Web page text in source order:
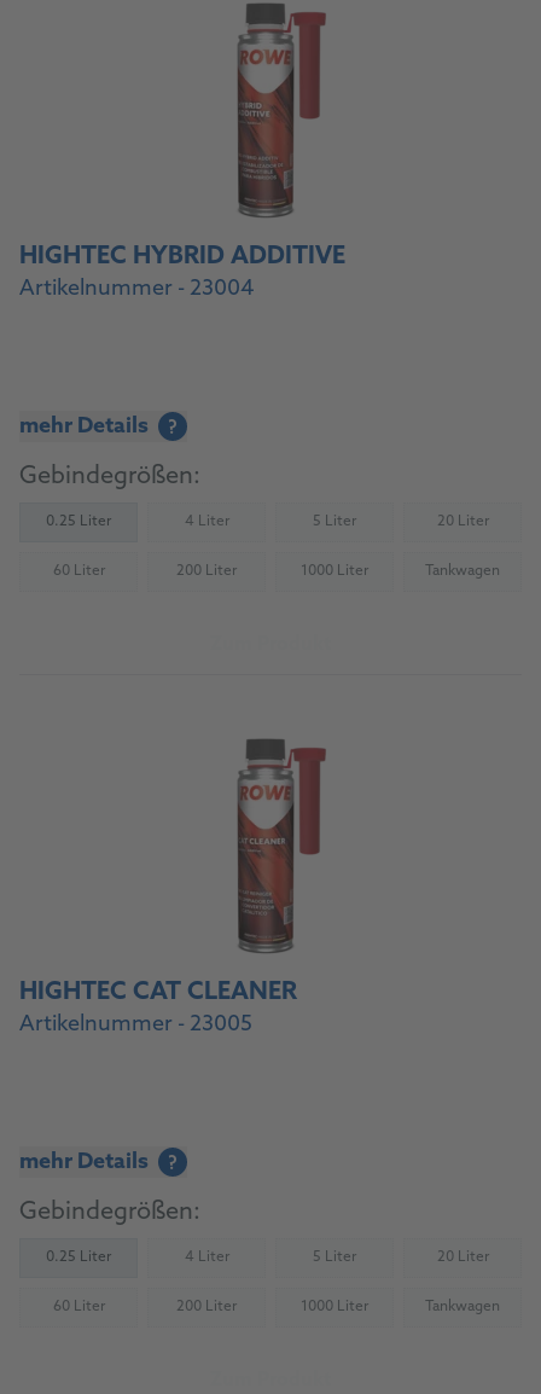
HIGHTEC HYBRID ADDITIVE
Artikelnummer - 23004
mehr Details ?
Gebindegrößen:
0.25 Liter 4 Liter
(Nicht verfügbar)5 Liter(Nicht verfügbar)20 Liter
(Nicht
60 Liter
(Nicht verfügbar)200 Liter(Nicht verfügbar)1000 Liter(Nicht verfügbar)Tankwagen
(Nicht
HIGHTEC CAT CLEANER
Artikelnummer - 23005
mehr Details ?
Gebindegrößen:
0.25 Liter 4 Liter
(Nicht verfügbar)5 Liter(Nicht verfügbar)20 Liter
(Nicht
60 Liter
(Nicht verfügbar)200 Liter(Nicht verfügbar)1000 Liter(Nicht verfügbar)Tankwagen
(Nicht